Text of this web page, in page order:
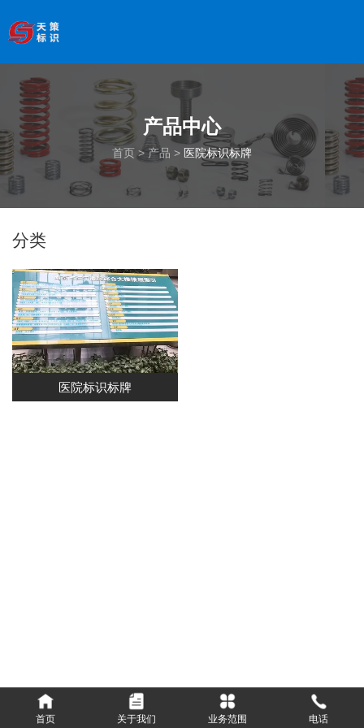
欢迎访问南京天策标识有限公司官网
医院、银行、政府、房地产、企事业单位、景区等基础建设
领域
全国服务热线 18066033339
产品中心
首页 > 产品 > 医院标识标牌
分类
医院标识标牌
首页 关于我们 业务范围 电话